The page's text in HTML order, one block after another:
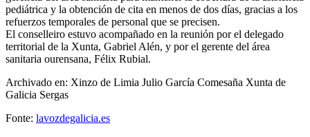
pediátrica y la obtención de cita en menos de dos días, gracias a los
refuerzos temporales de personal que se precisen.
El conselleiro estuvo acompañado en la reunión por el delegado
territorial de la Xunta, Gabriel Alén, y por el gerente del área
sanitaria ourensana, Félix Rubial.
Archivado en: Xinzo de Limia Julio García Comesaña Xunta de
Galicia Sergas
Fonte: lavozdegalicia.es